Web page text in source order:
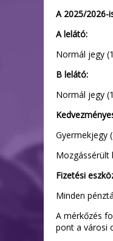
A 2025/2026-
A lelátó:
Normál jegy
B lelátó:
Normál jegy
Gyermekjegy
Mozgássérült
Fizetési
Minden
A mérkőzés
pont a városi